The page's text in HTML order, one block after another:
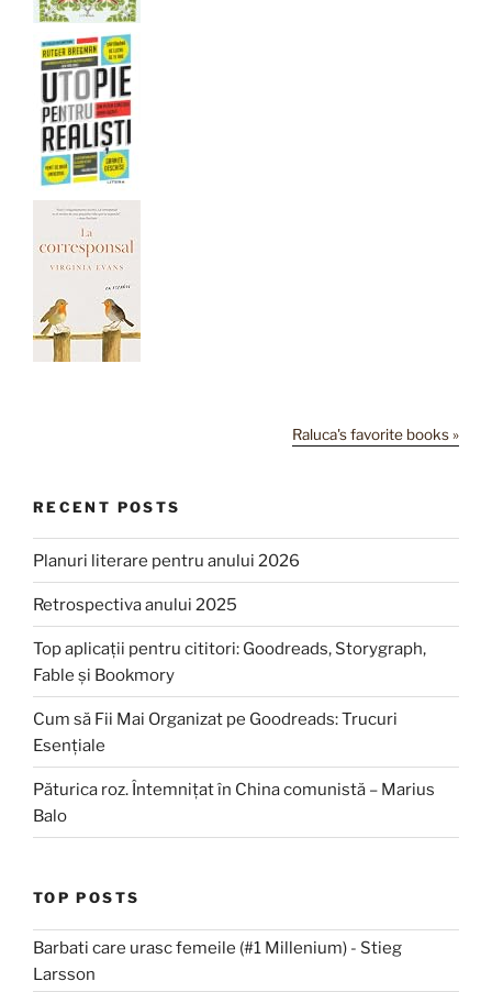
Raluca's favorite books »
RECENT POSTS
Planuri literare pentru anului 2026
Retrospectiva anului 2025
Top aplicații pentru cititori: Goodreads, Storygraph,
Fable și Bookmory
Cum să Fii Mai Organizat pe Goodreads: Trucuri
Esențiale
Păturica roz. Întemnițat în China comunistă – Marius
Balo
TOP POSTS
Barbati care urasc femeile (#1 Millenium) - Stieg
Larsson